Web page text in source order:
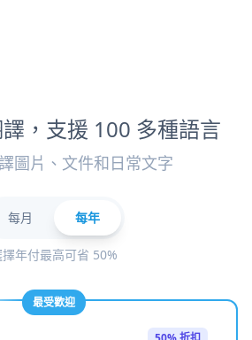
，支援 100 多種語言
圖片、文件和日常文字
每月 每年
年付最高可省 50%
最受歡迎